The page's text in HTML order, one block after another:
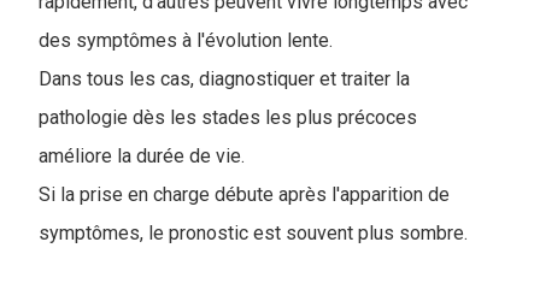
des symptômes à l'évolution lente.
Dans tous les cas, diagnostiquer et traiter la
pathologie dès les stades les plus précoces
améliore la durée de vie.
Si la prise en charge débute après l'apparition de
symptômes, le pronostic est souvent plus sombre.